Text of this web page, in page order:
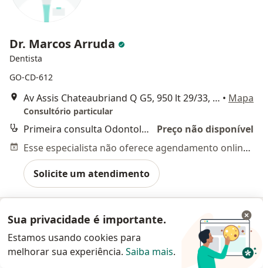
Dr. Marcos Arruda
Dentista
GO-CD-612
Av Assis Chateaubriand Q G5, 950 lt 29/33, Belo Horizonte • Mapa
Consultório particular
Primeira consulta Odontológica
Preço não disponível
Esse especialista não oferece agendamento online para esse endereço.
Solicite um atendimento
Sua privacidade é importante.
Estamos usando cookies para
melhorar sua experiência. Saiba mais.